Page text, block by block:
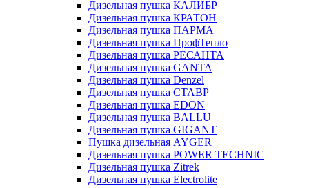
Дизельная пушка КАЛИБР
Дизельная пушка КРАТОН
Дизельная пушка ПАРМА
Дизельная пушка ПрофТепло
Дизельная пушка РЕСАНТА
Дизельная пушка GANTA
Дизельная пушка Denzel
Дизельная пушка СТАВР
Дизельная пушка EDON
Дизельная пушка BALLU
Дизельная пушка GIGANT
Пушка дизельная AYGER
Дизельная пушка POWER TECHNIC
Дизельная пушка Zitrek
Дизельная пушка Electrolite